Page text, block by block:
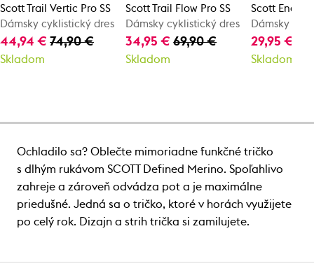
Scott Trail Vertic Pro SS
Dámsky cyklistický dres
44,94 € 74,90 €
Skladom
Scott Trail Flow Pro SS
Dámsky cyklistický dres
34,95 €69,90 €
Skladom
Scott
Dámsky
29,95 €
Skladom
Ochladilo sa? Oblečte mimoriadne funkčné tričko
s dlhým rukávom SCOTT Defined Merino. Spoľahlivo
zahreje a zároveň odvádza pot a je maximálne
priedušné. Jedná sa o tričko, ktoré v horách využijete
po celý rok. Dizajn a strih trička si zamilujete.